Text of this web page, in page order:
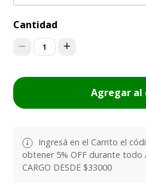
Cantidad
1
Agregar al
Ingresá en el Carrito el
obtener 5% OFF durante todo
CARGO DESDE $33000